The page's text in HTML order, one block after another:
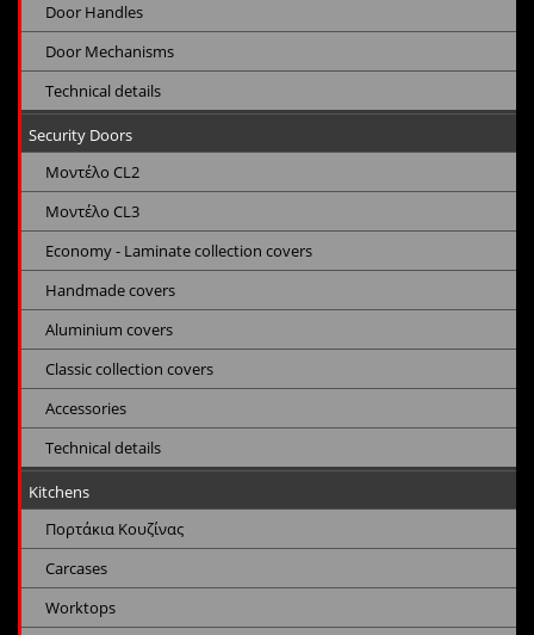
Door Handles
Door Mechanisms
Technical details
Security Doors
Μοντέλο CL2
Μοντέλο CL3
Economy - Laminate collection covers
Handmade covers
Aluminium covers
Classic collection covers
Accessories
Technical details
Kitchens
Πορτάκια Κουζίνας
Carcases
Worktops